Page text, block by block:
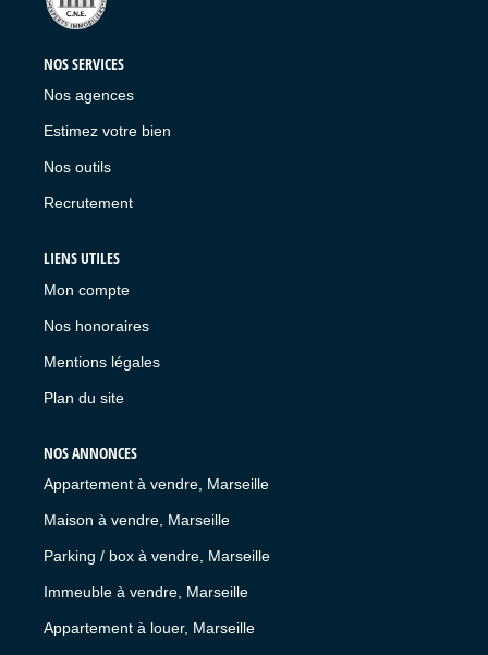
NOS SERVICES
Nos agences
Estimez votre bien
Nos outils
Recrutement
LIENS UTILES
Mon compte
Nos honoraires
Mentions légales
Plan du site
NOS ANNONCES
Appartement à vendre, Marseille
Maison à vendre, Marseille
Parking / box à vendre, Marseille
Immeuble à vendre, Marseille
Appartement à louer, Marseille